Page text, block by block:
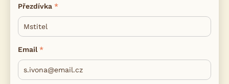
Přezdívka
Email